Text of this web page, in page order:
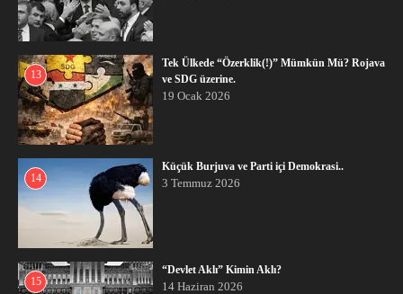
13
Tek Ülkede “Özerklik(!)” Mümkün Mü? Rojava
ve SDG üzerine.
19 Ocak 2026
14
Küçük Burjuva ve Parti içi Demokrasi..
3 Temmuz 2026
15
“Devlet Aklı” Kimin Aklı?
14 Haziran 2026